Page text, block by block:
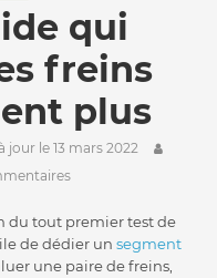
qui
freins
plus
jour le 13 mars 2022
du tout premier test de
de dédier unsegment
une paire de freins,